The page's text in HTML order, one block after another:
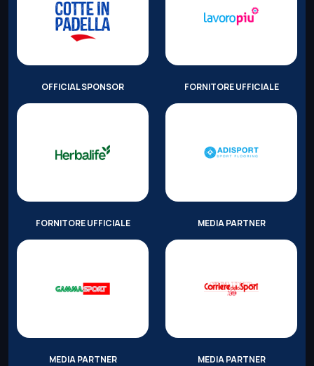
OFFICIAL SPONSOR FORNITORE UFFICIALE
FORNITORE UFFICIALE MEDIA PARTNER
MEDIA PARTNER MEDIA PARTNER